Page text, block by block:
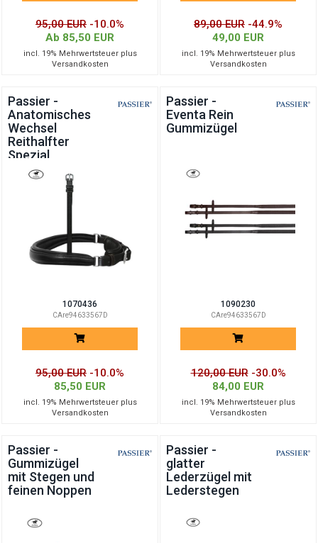
95,00 EUR -10.0%
Ab 85,50 EUR
incl. 19% Mehrwertsteuer plus
Versandkosten
89,00 EUR -44.9%
49,00 EUR
incl. 19% Mehrwertsteuer plus
Versandkosten
Passier -
Anatomisches
Wechsel
Reithalfter
Spezial
f.Kandare
1070436
CAre94633567D
95,00 EUR -10.0%
85,50 EUR
incl. 19% Mehrwertsteuer plus
Versandkosten
Passier -
Eventa Rein
Gummizügel
1090230
CAre94633567D
120,00 EUR -30.0%
84,00 EUR
incl. 19% Mehrwertsteuer plus
Versandkosten
Passier -
Gummizügel
mit Stegen und
feinen Noppen
Passier -
glatter
Lederzügel mit
Lederstegen